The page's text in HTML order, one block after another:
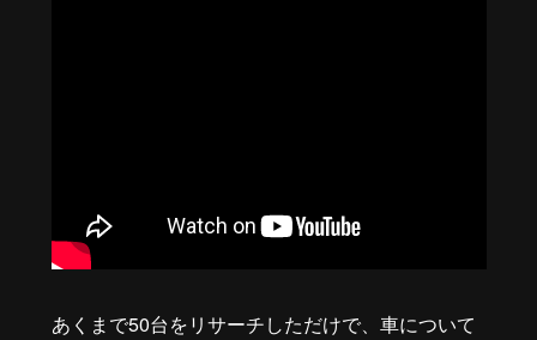
あくまで50台をリサーチしただけで、車について